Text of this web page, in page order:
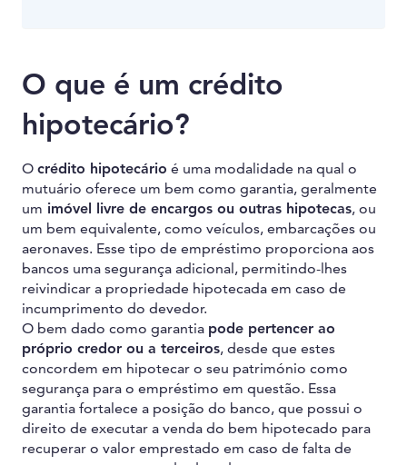
O que é um crédito
hipotecário?
O crédito hipotecário é uma modalidade na qual o
mutuário oferece um bem como garantia, geralmente
um imóvel livre de encargos ou outras hipotecas, ou
um bem equivalente, como veículos, embarcações ou
aeronaves. Esse tipo de empréstimo proporciona aos
bancos uma segurança adicional, permitindo-lhes
reivindicar a propriedade hipotecada em caso de
incumprimento do devedor.
O bem dado como garantia pode pertencer ao
próprio credor ou a terceiros, desde que estes
concordem em hipotecar o seu património como
segurança para o empréstimo em questão. Essa
garantia fortalece a posição do banco, que possui o
direito de executar a venda do bem hipotecado para
recuperar o valor emprestado em caso de falta de